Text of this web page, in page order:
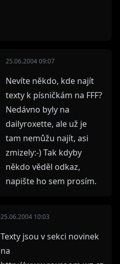
25.06.2004 09:07
Nevíte někdo, kde najít
texty k písničkám na FFF?
Nedávno byly na
dailyroxette, ale už je
tam nemůžu najít, asi
zmizely:-) Tak kdyby
někdo věděl odkaz,
napište ho sem prosím.
25.06.2004 10:03
Texty jsou v sekci novinek
na